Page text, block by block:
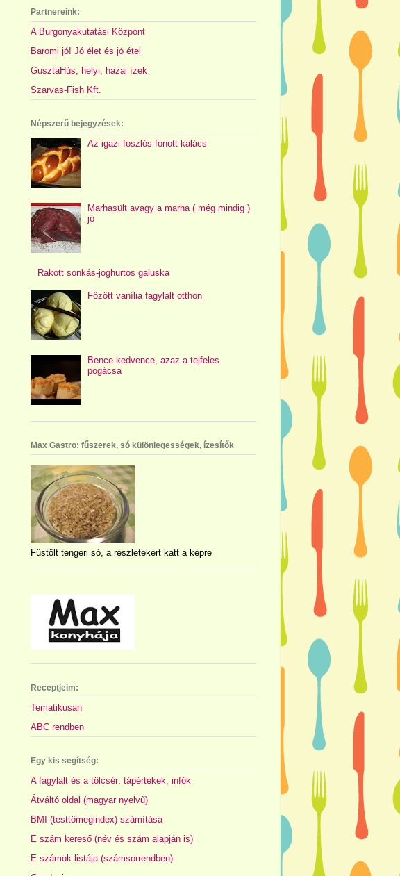
Partnereink:
A Burgonyakutatási Központ
Baromi jó! Jó élet és jó étel
GusztaHús, helyi, hazai ízek
Szarvas-Fish Kft.
Népszerű bejegyzések:
Az igazi foszlós fonott kalács
Marhasült avagy a marha ( még mindig )
jó
Rakott sonkás-joghurtos galuska
Főzött vanília fagylalt otthon
Bence kedvence, azaz a tejfeles
pogácsa
Max Gastro: fűszerek, só különlegességek, ízesítők
Füstölt tengeri só, a részletekért katt a képre
Receptjeim:
Tematikusan
ABC rendben
Egy kis segítség:
A fagylalt és a tölcsér: tápértékek, infók
Átváltó oldal (magyar nyelvű)
BMI (testtömegindex) számítása
E szám kereső (név és szám alapján is)
E számok listája (számsorrendben)